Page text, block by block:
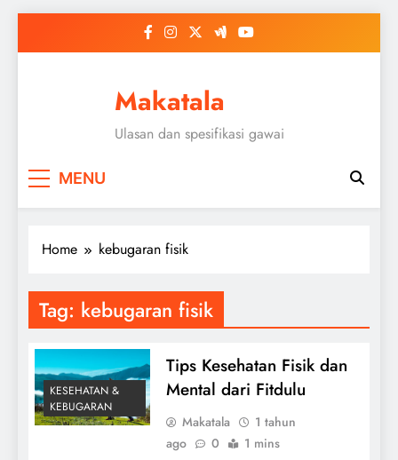
Makatala
Ulasan dan spesifikasi gawai
MENU
Home kebugaran fisik
Tag: kebugaran fisik
KESEHATAN &
KEBUGARAN
Tips Kesehatan Fisik dan
Mental dari Fitdulu
Makatala
1 tahun
ago
0 1 mins